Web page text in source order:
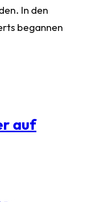
In den
begannen
auf